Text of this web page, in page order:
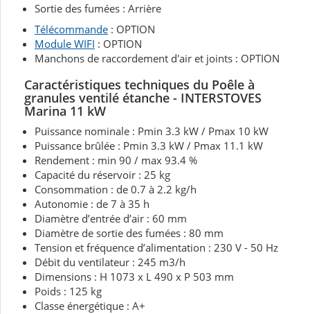
Sortie des fumées : Arrière
Télécommande : OPTION
Module WIFI : OPTION
Manchons de raccordement d'air et joints : OPTION
Caractéristiques techniques du Poêle à
granules ventilé étanche - INTERSTOVES
Marina 11 kW
Puissance nominale : Pmin 3.3 kW / Pmax 10 kW
Puissance brûlée : Pmin 3.3 kW / Pmax 11.1 kW
Rendement : min 90 / max 93.4 %
Capacité du réservoir : 25 kg
Consommation : de 0.7 à 2.2 kg/h
Autonomie : de 7 à 35 h
Diamètre d’entrée d’air : 60 mm
Diamètre de sortie des fumées : 80 mm
Tension et fréquence d’alimentation : 230 V - 50 Hz
Débit du ventilateur : 245 m3/h
Dimensions : H 1073 x L 490 x P 503 mm
Poids : 125 kg
Classe énergétique : A+